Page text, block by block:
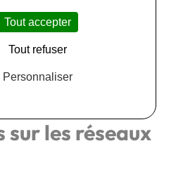
sur les réseaux
Tout accepter
Tout refuser
Personnaliser